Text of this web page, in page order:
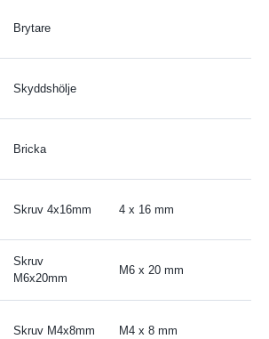
Brytare
Skyddshölje
Bricka
Skruv 4x16mm 4 x 16 mm
Skruv
M6x20mm
M6 x 20 mm
Skruv M4x8mm M4 x 8 mm